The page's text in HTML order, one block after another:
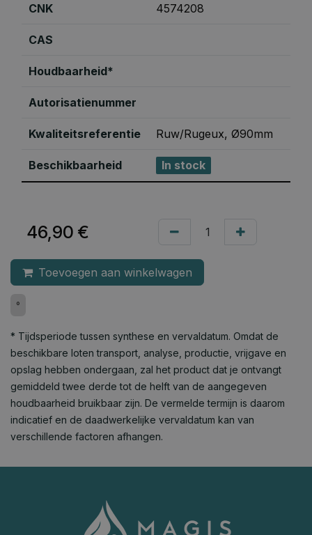
CNK 4574208
CAS
Houdbaarheid*
Autorisatienummer
Kwaliteitsreferentie Ruw/Rugeux, Ø90mm
Beschikbaarheid In stock
46,90 €
Toevoegen aan winkelwagen
°
* Tijdsperiode tussen synthese en vervaldatum. Omdat de
beschikbare loten transport, analyse, productie, vrijgave en
opslag hebben ondergaan, zal het product dat je ontvangt
gemiddeld twee derde tot de helft van de aangegeven
houdbaarheid bruikbaar zijn. De vermelde termijn is daarom
indicatief en de daadwerkelijke vervaldatum kan van
verschillende factoren afhangen.